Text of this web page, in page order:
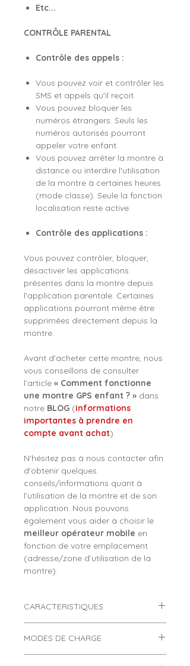
Etc...
CONTRÔLE PARENTAL
Contrôle des appels :
Vous pouvez voir et contrôler les
SMS et appels qu'il reçoit.
Vous pouvez bloquer les
numéros étrangers. Seuls les
numéros autorisés pourront
appeler votre enfant.
Vous pouvez arrêter la montre à
distance ou interdire l'utilisation
de la montre à certaines heures
(mode classe). Seule la fonction
localisation reste active.
Contrôle des applications :
Vous pouvez contrôler, bloquer,
désactiver les applications
présentes dans la montre depuis
l'application parentale. Certaines
applications pourront même être
supprimées directement depuis la
montre.
Avant d’acheter cette montre, nous
vous conseillons de consulter
l’article « Comment fonctionne
une montre GPS enfant ? » dans
notre BLOG (informations
importantes à prendre en
compte avant achat).
N'hésitez pas à nous contacter afin
d'obtenir quelques
conseils/informations quant à
l’utilisation de la montre et de son
application. Nous pouvons
également vous aider à choisir le
meilleur opérateur mobile en
fonction de votre emplacement
(adresse/zone d’utilisation de la
montre).
CARACTERISTIQUES
Watch Guardian 4G noire et
bleue
MODES DE CHARGE